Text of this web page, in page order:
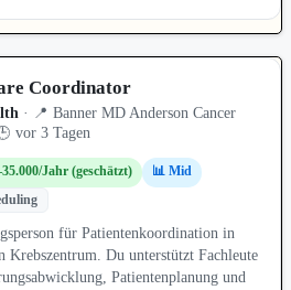
Coordinator
· 📍 Banner MD Anderson Cancer
vor 3 Tagen
Jahr (geschätzt)
📊 Mid
für Patientenkoordination in
Krebszentrum. Du unterstützt Fachleute
Patientenplanung und